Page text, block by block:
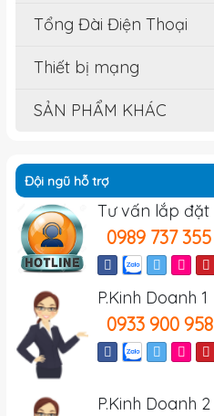
Tổng Đài Điện Thoại
Thiết bị mạng
SẢN PHẨM KHÁC
Đội ngũ hỗ trợ
Tư vấn lắp đặt
0989 737 355
P.Kinh Doanh 1
0933 900 958
P.Kinh Doanh 2